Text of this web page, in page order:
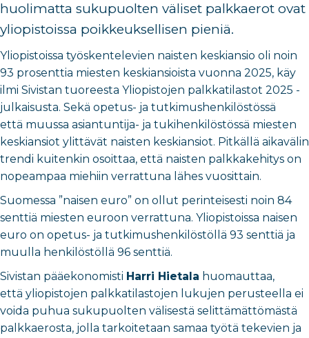
huolimatta sukupuolten väliset palkkaerot ovat
yliopistoissa poikkeuksellisen pieniä.
Yliopistoissa työskentelevien naisten keskiansio oli noin
93 prosenttia miesten keskiansioista vuonna 2025, käy
ilmi Sivistan tuoreesta Yliopistojen palkkatilastot 2025 -
julkaisusta. Sekä opetus- ja tutkimushenkilöstössä
että muussa asiantuntija- ja tukihenkilöstössä miesten
keskiansiot ylittävät naisten keskiansiot. Pitkällä aikavälin
trendi kuitenkin osoittaa, että naisten palkkakehitys on
nopeampaa miehiin verrattuna lähes vuosittain.
Suomessa ”naisen euro” on ollut perinteisesti noin 84
senttiä miesten euroon verrattuna. Yliopistoissa naisen
euro on opetus- ja tutkimushenkilöstöllä 93 senttiä ja
muulla henkilöstöllä 96 senttiä.
Sivistan pääekonomisti Harri Hietala huomauttaa,
että yliopistojen palkkatilastojen lukujen perusteella ei
voida puhua sukupuolten välisestä selittämättömästä
palkkaerosta, jolla tarkoitetaan samaa työtä tekevien ja